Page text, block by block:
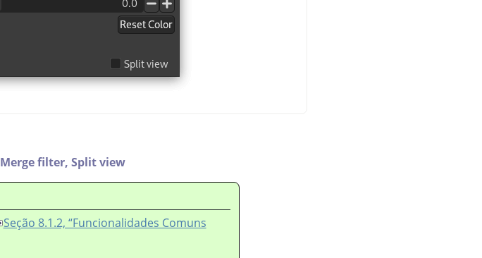
Merge filter, Split view
Seção 8.1.2, “Funcionalidades Comuns